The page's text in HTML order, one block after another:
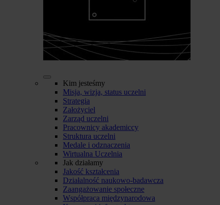
Kim jesteśmy
Misja, wizja, status uczelni
Strategia
Założyciel
Zarząd uczelni
Pracownicy akademiccy
Struktura uczelni
Medale i odznaczenia
Wirtualna Uczelnia
Jak działamy
Jakość kształcenia
Działalność naukowo-badawcza
Zaangażowanie społeczne
Współpraca międzynarodowa